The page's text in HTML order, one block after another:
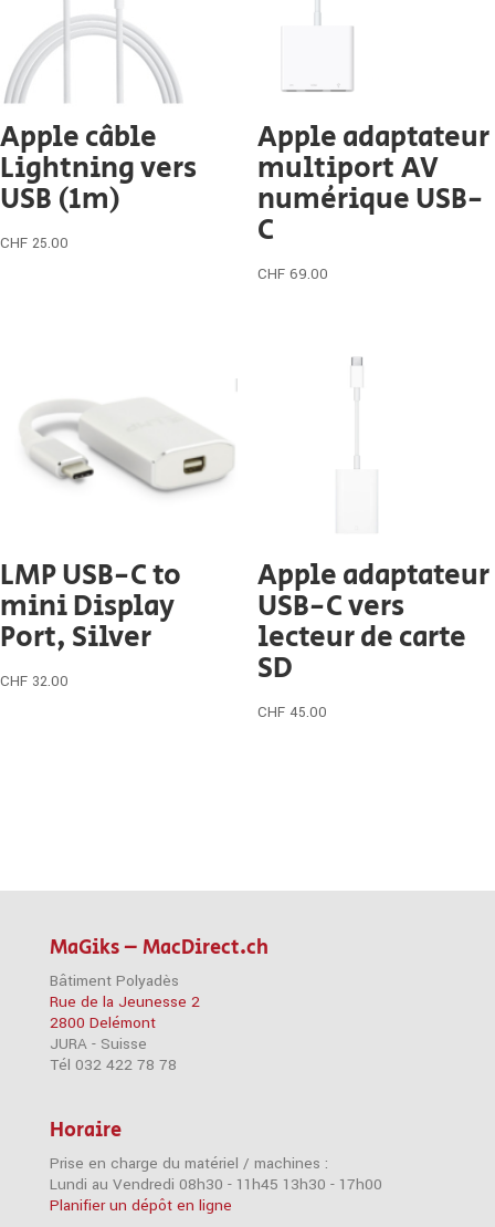
Apple câble
Lightning vers
USB (1m)
CHF 25.00
Apple adaptateur
multiport AV
numérique USB-
C
CHF 69.00
LMP USB-C to
mini Display
Port, Silver
CHF 32.00
Apple adaptateur
USB-C vers
lecteur de carte
SD
CHF 45.00
MaGiks – MacDirect.ch
Bâtiment Polyadès
Rue de la Jeunesse 2
2800 Delémont
JURA - Suisse
Tél 032 422 78 78
Horaire
Prise en charge du matériel / machines :
Lundi au Vendredi 08h30 - 11h45 13h30 - 17h00
Planifier un dépôt en ligne